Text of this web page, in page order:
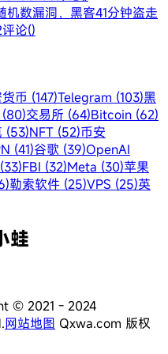
数漏洞，黑客41分钟盗走
评论()
币 (147)Telegram (103)黑
交易所 (64)Bitcoin (62)
(53)NFT (52)币安
(41)谷歌 (39)OpenAI
FBI (32)Meta (30)苹果
勒索软件 (25)VPS (25)英
蛙
© 2021 - 2024
网站地图 Qxwa.com 版权